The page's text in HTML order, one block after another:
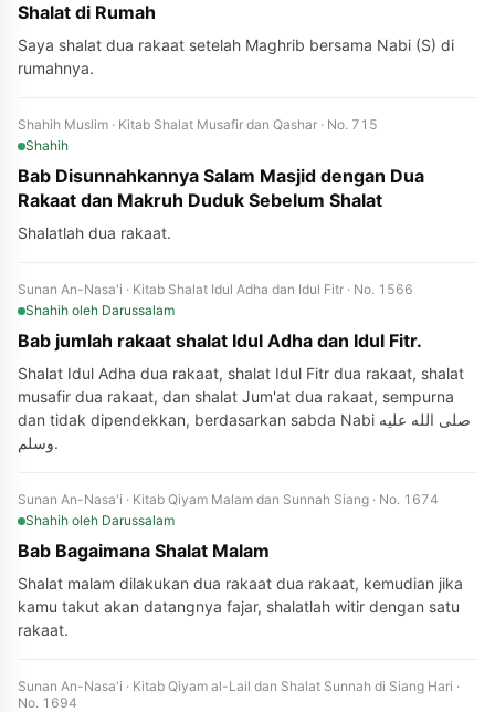
Shalat di Rumah
Saya shalat dua rakaat setelah Maghrib bersama Nabi (S) di
rumahnya.
Shahih Muslim · Kitab Shalat Musafir dan Qashar · No. 715
Shahih
Bab Disunnahkannya Salam Masjid dengan Dua
Rakaat dan Makruh Duduk Sebelum Shalat
Shalatlah dua rakaat.
Sunan An-Nasa'i · Kitab Shalat Idul Adha dan Idul Fitr · No. 1566
Shahih oleh Darussalam
Bab jumlah rakaat shalat Idul Adha dan Idul Fitr.
Shalat Idul Adha dua rakaat, shalat Idul Fitr dua rakaat, shalat
musafir dua rakaat, dan shalat Jum'at dua rakaat, sempurna
dan tidak dipendekkan, berdasarkan sabda Nabi صلى الله عليه
وسلم.
Sunan An-Nasa'i · Kitab Qiyam Malam dan Sunnah Siang · No. 1674
Shahih oleh Darussalam
Bab Bagaimana Shalat Malam
Shalat malam dilakukan dua rakaat dua rakaat, kemudian jika
kamu takut akan datangnya fajar, shalatlah witir dengan satu
rakaat.
Sunan An-Nasa'i · Kitab Qiyam al-Lail dan Shalat Sunnah di Siang Hari ·
No. 1694